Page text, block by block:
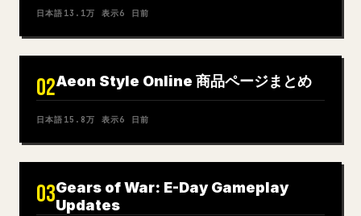
日本語 13.1万 表示6 日前
02Aeon Style Online 商品ページまとめ
日本語 15.8万 表示6 日前
03Gears of War: E-Day Gameplay
Updates